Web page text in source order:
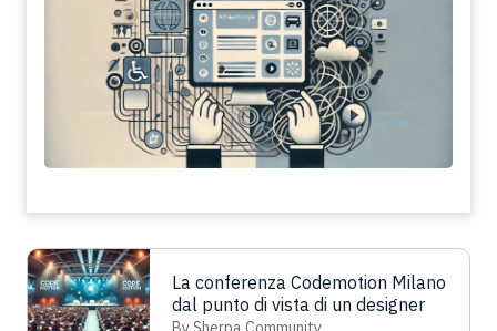
come soluzioni “chiavi in mano”, in
grado di correggere errori comuni e
portare i siti alla…Leggi tutto
La conferenza Codemotion Milano
dal punto di vista di un designer